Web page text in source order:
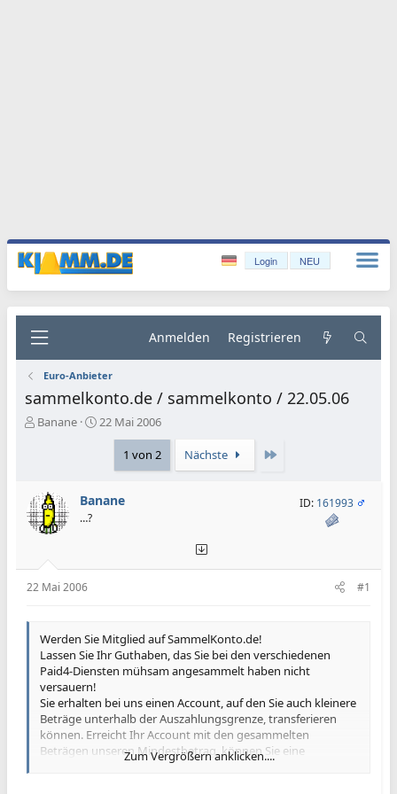
Login NEU
Anmelden Registrieren
Euro-Anbieter
sammelkonto.de / sammelkonto / 22.05.06
E
l
l
e
Banane
E
l
22 Mai 2006
1 von 2 Nächste
Banane
…?
ID: 161993
22 Mai 2006 #1
Werden Sie Mitglied auf SammelKonto.de!
Lassen Sie Ihr Guthaben, das Sie bei den verschiedenen
Paid4-Diensten mühsam angesammelt haben nicht
versauern!
Sie erhalten bei uns einen Account, auf den Sie auch kleinere
Beträge unterhalb der Auszahlungsgrenze, transferieren
können. Erreicht Ihr Account mit den gesammelten
Beträgen unseren Mindestbetrag, können Sie eine
Auszahlung beantragen und bekommen Ihr Geld von uns
Zum Vergrößern anklicken....